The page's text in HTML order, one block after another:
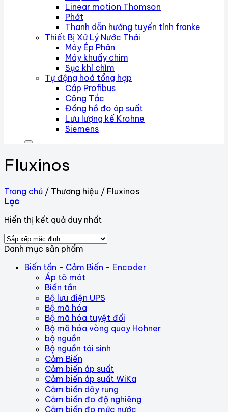
Linear motion Thomson
Phớt
Thanh dẫn hướng tuyến tính franke
Thiết Bị Xử Lý Nước Thải
Máy Ép Phân
Máy khuấy chìm
Sục khí chìm
Tự động hoá tổng hợp
Cáp Profibus
Công Tắc
Đồng hồ đo áp suất
Lưu lượng kế Krohne
Siemens
Fluxinos
Trang chủ / Thương hiệu / Fluxinos
Lọc
Hiển thị kết quả duy nhất
Danh mục sản phẩm
Biến tần - Cảm Biến - Encoder
Áp tô mát
Biến tần
Bộ lưu điện UPS
Bộ mã hóa
Bộ mã hóa tuyệt đối
Bộ mã hóa vòng quay Hohner
bộ nguồn
Bộ nguồn tái sinh
Cảm Biến
Cảm biến áp suất
Cảm biến áp suất WiKa
Cảm biến dây rung
Cảm biến đo độ nghiêng
Cảm biến đo mức nước